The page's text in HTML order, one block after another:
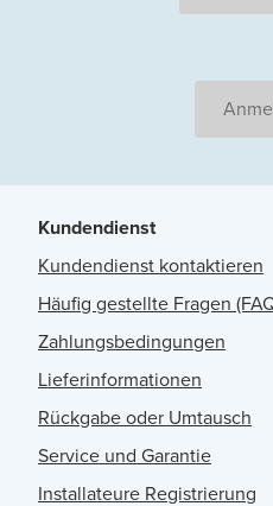
Kundendienst
Kundendienst kontaktieren
Häufig gestellte Fragen
Zahlungsbedingungen
Lieferinformationen
Rückgabe oder Umtausch
Service und Garantie
Installateure Registrierung